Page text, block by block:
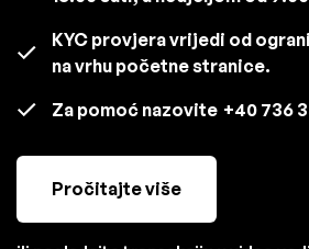
KYC provjera vrijedi od
na vrhu početne stranice.
Za pomoć nazovite +40 736
Pročitajte više